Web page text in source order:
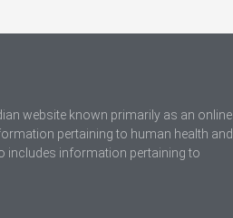
website known primarily as an online
pertaining to human health and
includes information pertaining to